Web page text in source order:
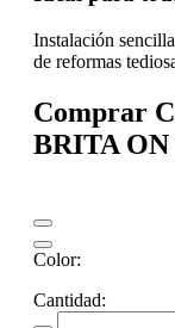
Instalación
de reformas
Comprar
BRITA
Color:
Cantidad: